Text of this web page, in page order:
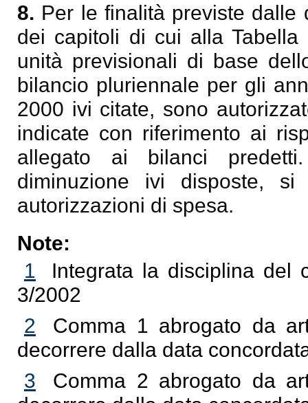
8. Per le finalità previste dalle
dei capitoli di cui alla
unità previsionali di base
bilancio pluriennale per gli
2000 ivi citate, sono
indicate con riferimento ai
allegato ai bilanci
diminuzione ivi disposte, si
autorizzazioni di spesa.
Note:
1
Integrata la disciplina del
3/2002
2
Comma 1 abrogato da
decorrere dalla data
3
Comma 2 abrogato da